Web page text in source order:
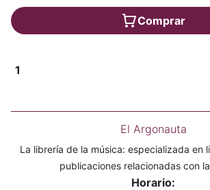
Comprar
1
El Argonauta
La librería de la música: especializada en
publicaciones relacionadas con
Horario: